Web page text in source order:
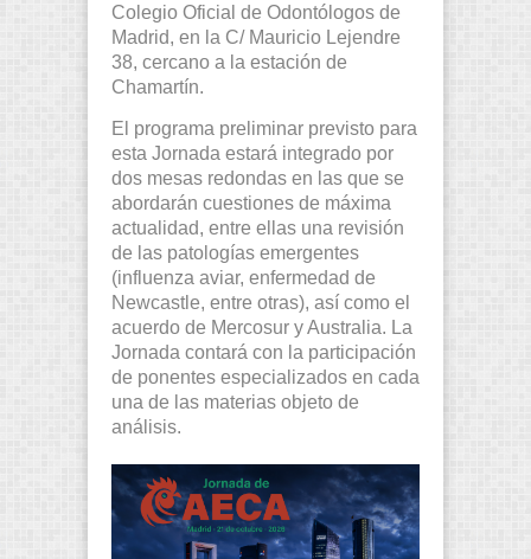
Colegio Oficial de Odontólogos de
Madrid, en la C/ Mauricio Lejendre
38, cercano a la estación de
Chamartín.
El programa preliminar previsto para
esta Jornada estará integrado por
dos mesas redondas en las que se
abordarán cuestiones de máxima
actualidad, entre ellas una revisión
de las patologías emergentes
(influenza aviar, enfermedad de
Newcastle, entre otras), así como el
acuerdo de Mercosur y Australia. La
Jornada contará con la participación
de ponentes especializados en cada
una de las materias objeto de
análisis.